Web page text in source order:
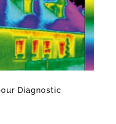
Diagnostic